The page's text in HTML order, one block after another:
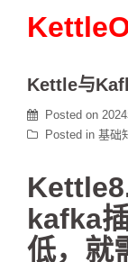
Kettle与
Posted on
Posted in 基础
kafka
低，就